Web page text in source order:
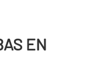
EN